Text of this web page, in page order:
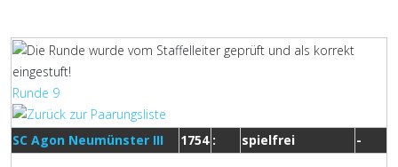
Runde 9
SC Agon Neumünster III 1754 : spielfrei -